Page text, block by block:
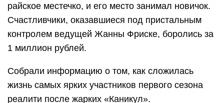
райское местечко, и его место занимал новичок.
Счастливчики, оказавшиеся под пристальным
контролем ведущей Жанны Фриске, боролись за
1 миллион рублей.
Собрали информацию о том, как сложилась
жизнь самых ярких участников первого сезона
реалити после жарких «Каникул».